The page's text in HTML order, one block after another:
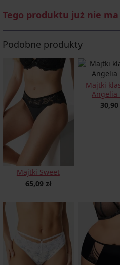
Tego produktu już nie
Podobne produkty
Majtki Sweet
65,09 zł
Majtki
Angelia
30,90